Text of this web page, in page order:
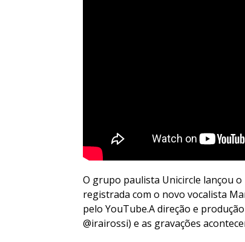
O grupo paulista Unicircle lançou o
registrada com o novo vocalista
pelo YouTube.A direção e
@irairossi) e as gravações